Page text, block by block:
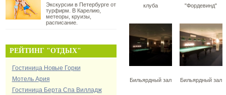
Экскурсии в Петербурге от
турфирм. В Карелию,
метеоры, круизы,
расписание.
РЕЙТИНГ "ОТДЫХ"
Гостиница Новые Горки
Мотель Ария
Гостиница Берта Спа Вилладж
клуба
"Фордевинд"
Бильярдный зал Бильярдный зал